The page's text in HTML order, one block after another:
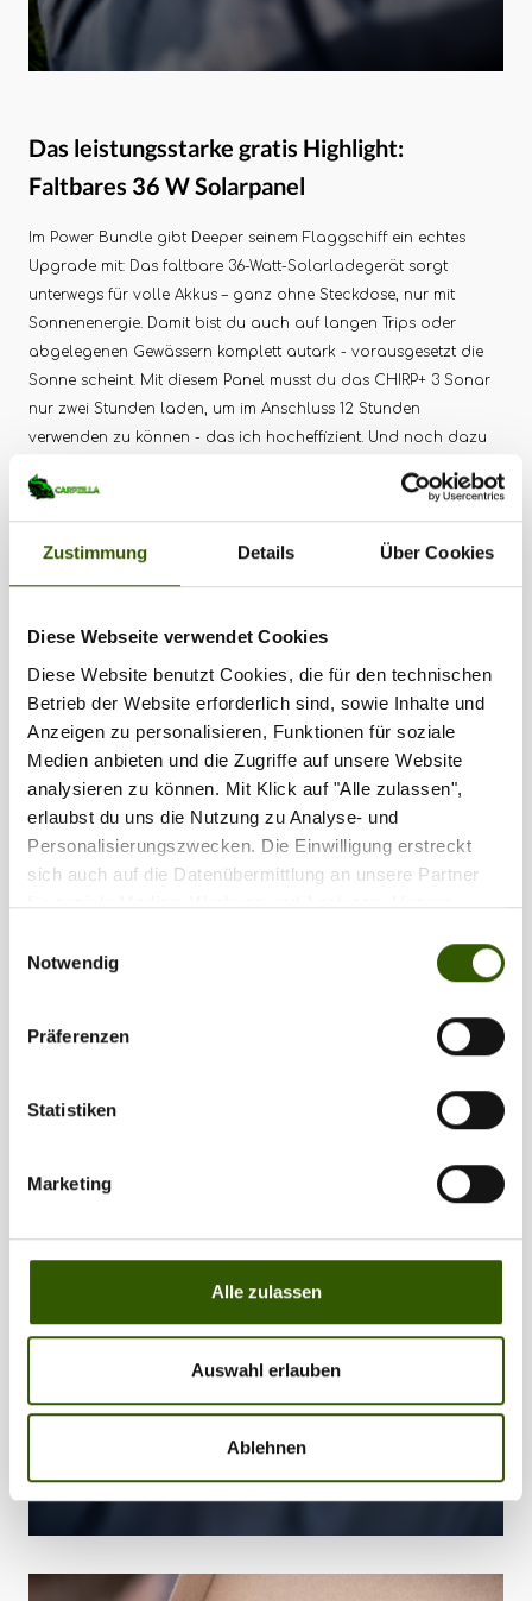
Zustimmung Details Über Cookies
Diese Webseite verwendet Cookies
Diese Website benutzt Cookies, die für den technischen
Betrieb der Website erforderlich sind, sowie Inhalte und
Anzeigen zu personalisieren, Funktionen für soziale
Medien anbieten und die Zugriffe auf unsere Website
analysieren zu können. Mit Klick auf "Alle zulassen",
erlaubst du uns die Nutzung zu Analyse- und
Personalisierungszwecken. Die Einwilligung erstreckt
sich auch auf die Datenübermittlung an unsere Partner
für soziale Medien, Werbung und Analysen. Unsere
weiteren Daten zusammen, die Sie ihnen bereitgestellt
haben oder die sie im Rahmen Ihrer Nutzung der Dienste
Notwendig
Präferenzen
Statistiken
Marketing
Alle zulassen
Auswahl erlauben
Ablehnen
Das leistungsstarke gratis Highlight:
Faltbares 36 W Solarpanel
Im Power Bundle gibt Deeper seinem Flaggschiff ein echtes
Upgrade mit: Das faltbare 36-Watt-Solarladegerät sorgt
unterwegs für volle Akkus – ganz ohne Steckdose, nur mit
Sonnenenergie. Damit bist du auch auf langen Trips oder
abgelegenen Gewässern komplett autark - vorausgesetzt die
Sonne scheint. Mit diesem Panel musst du das CHIRP+ 3 Sonar
nur zwei Stunden laden, um im Anschluss 12 Stunden
verwenden zu können - das ich hocheffizient. Und noch dazu
Handy oder deine Kopflampe ganz bequem am Wasser laden.
Technische Daten und Vorteile:
Gewicht: 865 g – kompakt und leicht im Gepäck.
Schnellladung: Nach zwei Stunden Sonnenlicht-Ladung
ist dein Sonar wieder einsatzbereit für bis zu 12 Stunden.